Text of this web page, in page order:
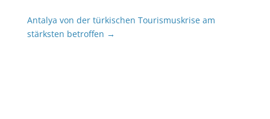
Antalya von der türkischen Tourismuskrise am
stärksten betroffen →